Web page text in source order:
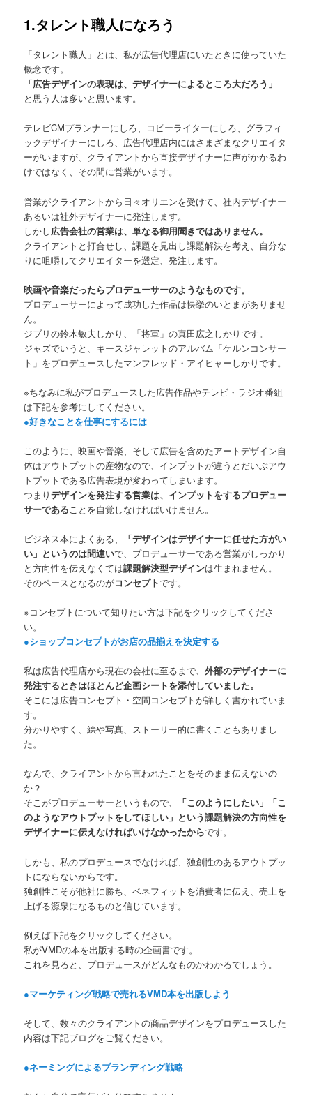
1.タレント職人になろう
「タレント職人」とは、私が広告代理店にいたときに使っていた
概念です。
「広告デザインの表現は、デザイナーによるところ大だろう」
と思う人は多いと思います。
テレビCMプランナーにしろ、コピーライターにしろ、グラフィ
ックデザイナーにしろ、広告代理店内にはさまざまなクリエイタ
ーがいますが、クライアントから直接デザイナーに声がかかるわ
けではなく、その間に営業がいます。
営業がクライアントから日々オリエンを受けて、社内デザイナー
あるいは社外デザイナーに発注します。
しかし広告会社の営業は、単なる御用聞きではありません。
クライアントと打合せし、課題を見出し課題解決を考え、自分な
りに咀嚼してクリエイターを選定、発注します。
映画や音楽だったらプロデューサーのようなものです。
プロデューサーによって成功した作品は快挙のいとまがありませ
ん。
ジブリの鈴木敏夫しかり、「将軍」の真田広之しかりです。
ジャズでいうと、キースジャレットのアルバム「ケルンコンサー
ト」をプロデュースしたマンフレッド・アイヒャーしかりです。
※ちなみに私がプロデュースした広告作品やテレビ・ラジオ番組
は下記を参考にしてください。
●好きなことを仕事にするには
このように、映画や音楽、そして広告を含めたアートデザイン自
体はアウトプットの産物なので、インプットが違うとだいぶアウ
トプットである広告表現が変わってしまいます。
つまりデザインを発注する営業は、インプットをするプロデュー
サーであることを自覚しなければいけません。
ビジネス本によくある、
「デザインはデザイナーに任せた方がい
い」というのは間違いで、プロデューサーである営業がしっかり
と方向性を伝えなくては課題解決型デザインは生まれません。
そのペースとなるのがコンセプトです。
※コンセプトについて知りたい方は下記をクリックしてくださ
い。
●ショップコンセプトがお店の品揃えを決定する
私は広告代理店から現在の会社に至るまで、外部のデザイナーに
発注するときはほとんど企画シートを添付していました。
そこには広告コンセプト・空間コンセプトが詳しく書かれていま
す。
分かりやすく、絵や写真、ストーリー的に書くこともありまし
た。
なんで、クライアントから言われたことをそのまま伝えないの
か？
そこがプロデューサーというもので、
「このようにしたい」「こ
のようなアウトプットをしてほしい」という課題解決の方向性を
デザイナーに伝えなければいけなかったからです。
しかも、私のプロデュースでなければ、独創性のあるアウトプッ
トにならないからです。
独創性こそが他社に勝ち、ベネフィットを消費者に伝え、売上を
上げる源泉になるものと信じています。
例えば下記をクリックしてください。
私がVMDの本を出版する時の企画書です。
これを見ると、プロデュースがどんなものかわかるでしょう。
●マーケティング戦略で売れるVMD本を出版しよう
そして、数々のクライアントの商品デザインをプロデュースした
内容は下記ブログをご覧ください。
●ネーミングによるブランディング戦略